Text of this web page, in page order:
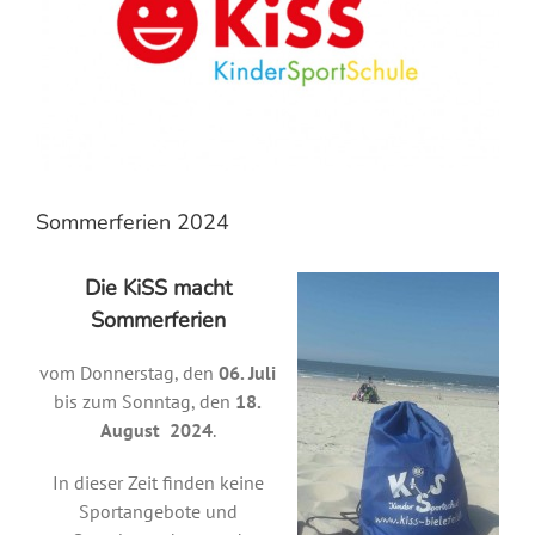
Sommerferien 2024
Die KiSS macht
Sommerferien
vom Donnerstag, den 06. Juli
bis zum Sonntag, den 18.
August 2024.
In dieser Zeit finden keine
Sportangebote und